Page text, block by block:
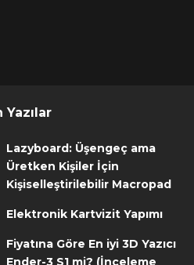
Yazılar
Lazyboard: Üşengeç ama
Üretken Kişiler İçin
Kişiselleştirilebilir Macropad
Elektronik Kartvizit Yapımı
Fiyatına Göre En iyi 3D Yazıcı
Ender-3 S1 mi? (İnceleme